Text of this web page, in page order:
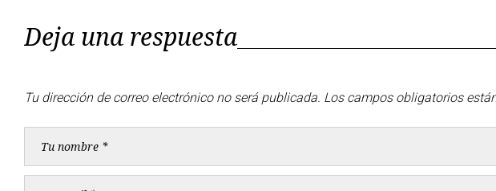
Deja una respuesta
Tu dirección de correo electrónico no será publicada. Los campos obligatorios